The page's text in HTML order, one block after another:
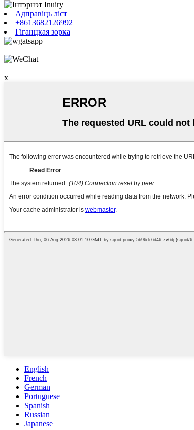
Адправіць ліст
+8613682126992
Гіганцкая зорка
x
English
French
German
Portuguese
Spanish
Russian
Japanese